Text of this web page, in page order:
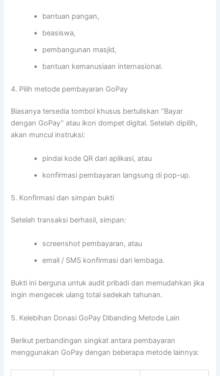
bantuan pangan,
beasiswa,
pembangunan masjid,
bantuan kemanusiaan internasional.
4. Pilih metode pembayaran GoPay
Biasanya tersedia tombol khusus bertuliskan “Bayar
dengan GoPay” atau ikon dompet digital. Setelah dipilih,
akan muncul instruksi:
pindai kode QR dari aplikasi, atau
konfirmasi pembayaran langsung di pop-up.
5. Konfirmasi dan simpan bukti
Setelah transaksi berhasil, simpan:
screenshot pembayaran, atau
email / SMS konfirmasi dari lembaga.
Bukti ini berguna untuk audit pribadi dan memudahkan jika
ingin mengecek ulang total sedekah tahunan.
5. Kelebihan Donasi GoPay Dibanding Metode Lain
Berikut perbandingan singkat antara pembayaran
menggunakan GoPay dengan beberapa metode lainnya: